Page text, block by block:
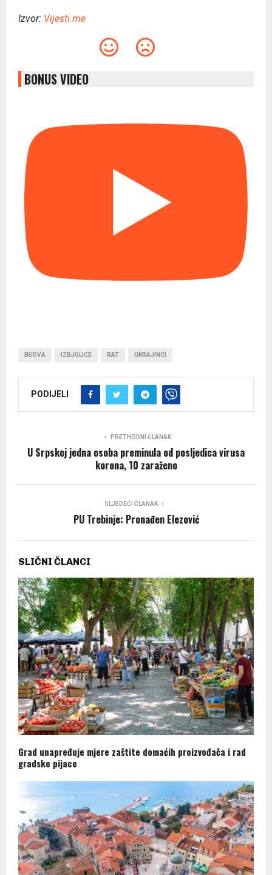
Izvor: Vijesti.me
BONUS VIDEO
BUDVA IZBJGLICE RAT UKRAJINCI
PODIJELI
PRETHODNI ČLANAK
U Srpskoj jedna osoba preminula od posljedica virusa
korona, 10 zaraženo
SLJEDEĆI ČLANAK
PU Trebinje: Pronađen Elezović
SLIČNI ČLANCI
Grad unapređuje mjere zaštite domaćih proizvođača i rad
gradske pijace